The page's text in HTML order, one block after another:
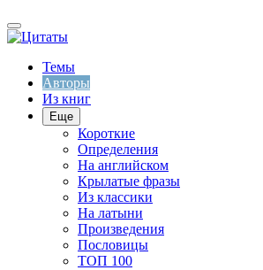
Темы
Авторы
Из книг
Еще
Короткие
Определения
На английском
Крылатые фразы
Из классики
На латыни
Произведения
Пословицы
ТОП 100